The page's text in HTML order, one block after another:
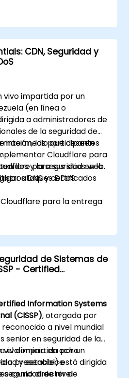
contener y mitigar los
forenses y
de las violaciones.
requisitos legales y
la notificación de
las violaciones de datos y
de seguridad.
CDN, Seguridad y
vivo impartida por un
(en línea o
a administradores de
de la seguridad de
intermedio que deseen
Cloudflare para
y la seguridad en la
ataques DDoS.
los participantes
para sus sitios web.
DNS y certificados
para la entrega
web contra ataques
de firewall para
hacia sus sitios web.
de Sistemas de
- Certified
Security
Information Systems
(CISSP), otorgada por
reconocido a nivel mundial
senior en seguridad de la
el dominio en ocho
y establece
como director de
vivo impartida por un
o presencial) está dirigida
seguridad de nivel